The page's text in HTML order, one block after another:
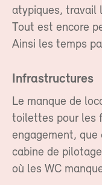
atypiques, travail
Tout est encore
Ainsi les temps
Infrastructures
Le manque de
toilettes pour les
engagement, que
cabine de
où les WC